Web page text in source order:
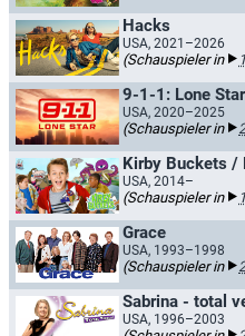
Hacks
USA, 2021–2026
(Schauspieler in
9-1-1: Lone Star
USA, 2020–2025
(Schauspieler in
Kirby Buckets /
USA, 2014–
(Schauspieler in
Grace
USA, 1993–1998
(Schauspieler in
Sabrina - total
USA, 1996–2003